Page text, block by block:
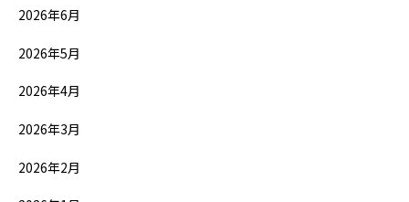
2026年6月
2026年5月
2026年4月
2026年3月
2026年2月